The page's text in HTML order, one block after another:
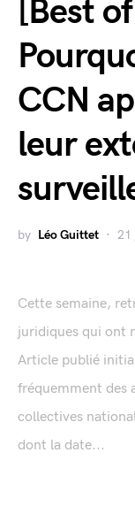
[Best
CCN
leur
by Léo Guittet 21
Cette semaine,
juridiques qui ont
Article publié
fréquemment des
collectives
dont la date...